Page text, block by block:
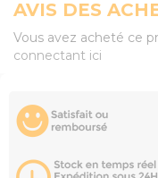
AVIS DES
Vous avez acheté ce
connectant ici